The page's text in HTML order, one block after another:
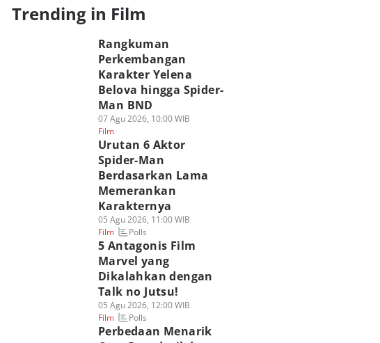
Trending in Film
Rangkuman
Perkembangan
Karakter Yelena
Belova hingga Spider-
Man BND
07 Agu 2026, 10:00 WIB
Film
Urutan 6 Aktor
Spider-Man
Berdasarkan Lama
Memerankan
Karakternya
05 Agu 2026, 11:00 WIB
Film
Polls
5 Antagonis Film
Marvel yang
Dikalahkan dengan
Talk no Jutsu!
05 Agu 2026, 12:00 WIB
Film
Polls
Perbedaan Menarik